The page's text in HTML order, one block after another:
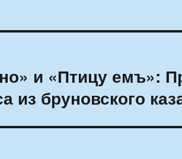
и «Птицу емъ»:
из бруновского